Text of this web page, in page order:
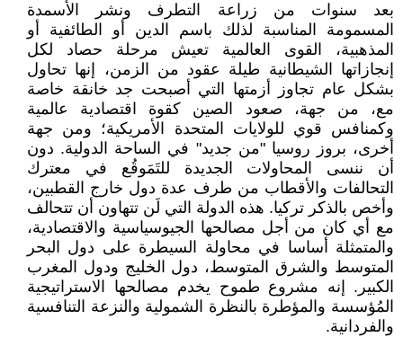
بعد سنوات من زراعة التطرف ونشر الأسمدة
المسمومة المناسبة لذلك باسم الدين أو الطائفية أو
المذهبية، القوى العالمية تعيش مرحلة حصاد لكل
إنجازاتها الشيطانية طيلة عقود من الزمن، إنها تحاول
بشكل عام تجاوز أزمتها التي أصبحت جد خانقة خاصة
مع، من جهة، صعود الصين كقوة اقتصادية عالمية
وكمنافس قوي للولايات المتحدة الأمريكية؛ ومن جهة
أخرى، بروز روسيا "من جديد" في الساحة الدولية. دون
أن ننسى المحاولات الجديدة للتَمَوقُع في معترك
التحالفات والأقطاب من طرف عدة دول خارج القطبين،
وأخص بالذكر تركيا. هذه الدولة التي لَن تتهاون أن تتحالف
مع أي كان من أجل مصالحها الجيوسياسية والاقتصادية،
والمتمثلة أساسا في محاولة السيطرة على دول البحر
المتوسط والشرق المتوسط، دول الخليج ودول المغرب
الكبير. إنه مشروع طموح يخدم مصالحها الاستراتيجية
المُؤسسة والمؤطرة بالنظرة الشمولية والنزعة التنافسية
والفردانية.